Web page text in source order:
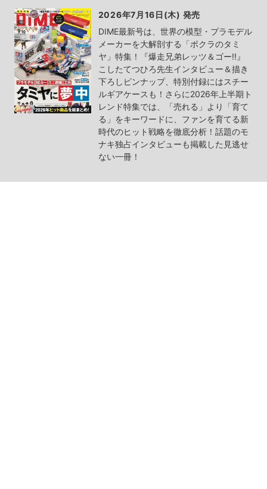
2026年7月16日(木) 発売
DIME最新号は、世界の模型・プラモデル
メーカーを大解剖する「ボクラのタミ
ヤ」特集！『爆走兄弟レッツ＆ゴー!!』
こしたてつひろ先生インタビュー＆描き
下ろしピンナップ、特別付録にはスチー
ルギアケースも！さらに2026年上半期ト
レンド特集では、「売れる」より「育て
る」をキーワードに、ファンを育てる新
時代のヒット戦略を徹底分析！話題のモ
ナキ独占インタビューも掲載した見逃せ
ない一冊！